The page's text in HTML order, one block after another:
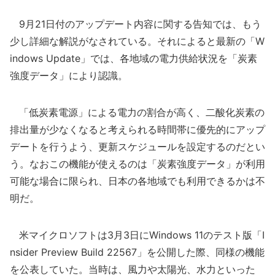
9月21日付のアップデート内容に関する告知では、もう
少し詳細な解説がなされている。それによると最新の「W
indows Update」では、各地域の電力供給状況を「炭素
強度データ」により認識。
「低炭素電源」による電力の割合が高く、二酸化炭素の
排出量が少なくなると考えられる時間帯に優先的にアップ
デートを行うよう、更新スケジュールを設定するのだとい
う。なおこの機能が使えるのは「炭素強度データ」が利用
可能な場合に限られ、日本の各地域でも利用できるかは不
明だ。
米マイクロソフトは3月3日にWindows 11のテスト版「I
nsider Preview Build 22567」を公開した際、同様の機能
を公表していた。当時は、風力や太陽光、水力といった